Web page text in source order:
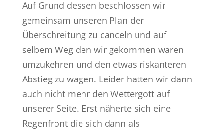
Auf Grund dessen beschlossen wir
gemeinsam unseren Plan der
Überschreitung zu canceln und auf
selbem Weg den wir gekommen waren
umzukehren und den etwas riskanteren
Abstieg zu wagen. Leider hatten wir dann
auch nicht mehr den Wettergott auf
unserer Seite. Erst näherte sich eine
Regenfront die sich dann als